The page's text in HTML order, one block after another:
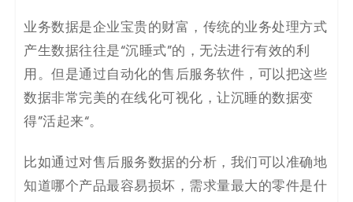
业务数据是企业宝贵的财富，传统的业务处理方式
产生数据往往是“沉睡式”的，无法进行有效的利
用。但是通过自动化的售后服务软件，可以把这些
数据非常完美的在线化可视化，让沉睡的数据变
得”活起来“。
比如通过对售后服务数据的分析，我们可以准确地
知道哪个产品最容易损坏，需求量最大的零件是什